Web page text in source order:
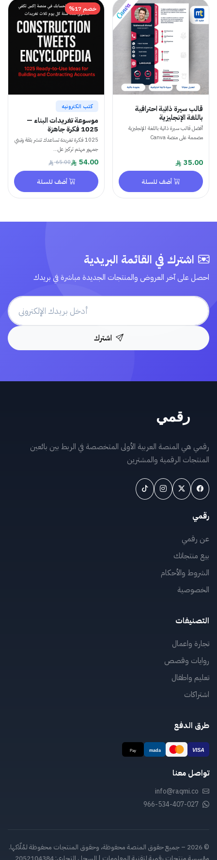
قالب سيرة ذاتية احترافية
باللغة الإنجليزية
أفضل قالب سيرة ذاتية باللغة الإنجليزية
مصممة على منصة Canva
35.00
أضف للسلة
خصم 17%
كتب الكترونيه
موسوعة تغريدات البناء —
1025 فكرة جاهزة
1025 فكرة تغريدة تساعدك تنشر بثقة وتبني
جمهور مهتم تركيز عل...
54.00
65.00
أضف للسلة
اشترك في القائمة البريدية
احصل على آخر العروض والمنتجات الجديدة مباشرة في بريدك
اشترك
رقمي هي المنصة العربية الأولى المتخصصة في الربط بين بائعين
المنتجات الرقمية والمشترين
رقمي
عن رقمي
بيع منتجاتك
الشروط والأحكام
الخصوصية
التصنيفات
تجارة واعمال
روايات وقصص
تعليم واطفال
اشتراكات
طرق الدفع
تواصل معنا
info@raqmi.co
966-534-407-027
© 2026 – جميع حقوق المنصة محفوظة، وحقوق المنتجات محفوظة لمُلّاكها.